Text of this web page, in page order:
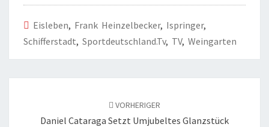
Eisleben, Frank Heinzelbecker, Ispringer,
Schifferstadt, Sportdeutschland.tv, TV, Weingarten
VORHERIGER
Daniel Cataraga Setzt Umjubeltes Glanzstück